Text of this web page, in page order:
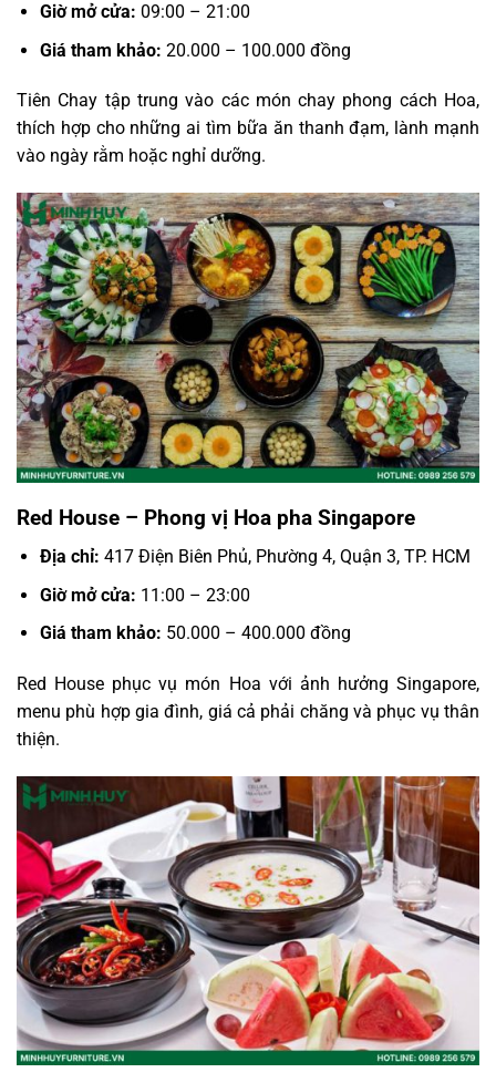
Giờ mở cửa: 09:00 – 21:00
Giá tham khảo: 20.000 – 100.000 đồng
Tiên Chay tập trung vào các món chay phong cách Hoa,
thích hợp cho những ai tìm bữa ăn thanh đạm, lành mạnh
vào ngày rằm hoặc nghỉ dưỡng.
Red House – Phong vị Hoa pha Singapore
Địa chỉ: 417 Điện Biên Phủ, Phường 4, Quận 3, TP. HCM
Giờ mở cửa: 11:00 – 23:00
Giá tham khảo: 50.000 – 400.000 đồng
Red House phục vụ món Hoa với ảnh hưởng Singapore,
menu phù hợp gia đình, giá cả phải chăng và phục vụ thân
thiện.